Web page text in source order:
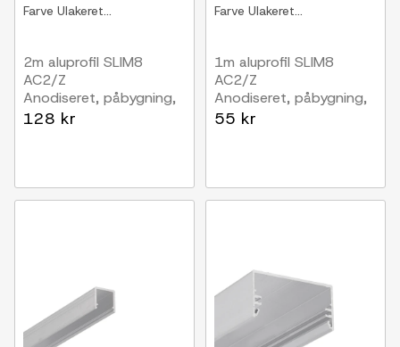
Farve Ulakeret...
2m aluprofil SLIM8
AC2/Z
Anodiseret, påbygning,
LED skinne
128 kr
Farve Ulakeret...
1m aluprofil SLIM8
AC2/Z
Anodiseret, påbygning,
LED skinne
55 kr